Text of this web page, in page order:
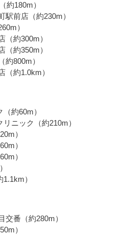
約180m）
駅前店（約230m）
）
（約300m）
（約350m）
約800m）
（約1.0km）
約60m）
ニック（約210m）
）
）
）
）
交番（約280m）
）